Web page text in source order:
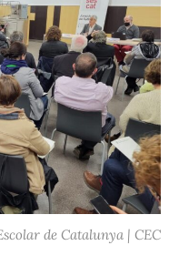
de Catalunya | CEC